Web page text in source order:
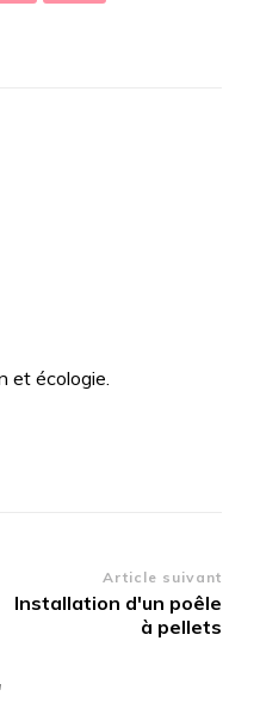
et écologie.
Article suivant
Installation d'un poêle
à pellets